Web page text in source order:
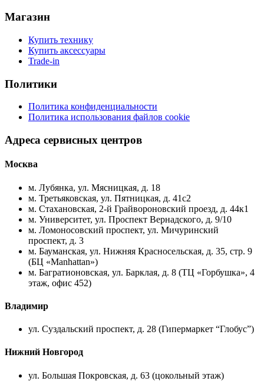
Магазин
Купить технику
Купить аксессуары
Trade-in
Политики
Политика конфиденциальности
Политика использования файлов cookie
Адреса сервисных центров
Москва
м. Лубянка, ул. Мясницкая, д. 18
м. Третьяковская, ул. Пятницкая, д. 41с2
м. Стахановская, 2-й Грайвороновский проезд, д. 44к1
м. Университет, ул. Проспект Вернадского, д. 9/10
м. Ломоносовский проспект, ул. Мичуринский
проспект, д. 3
м. Бауманская, ул. Нижняя Красносельская, д. 35, стр. 9
(БЦ «Manhattan»)
м. Багратионовская, ул. Барклая, д. 8 (ТЦ «Горбушка», 4
этаж, офис 452)
Владимир
ул. Суздальский проспект, д. 28 (Гипермаркет “Глобус”)
Нижний Новгород
ул. Большая Покровская, д. 63 (цокольный этаж)